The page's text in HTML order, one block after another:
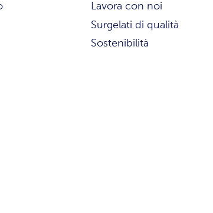
Lavora con noi
Surgelati di qualità
Sostenibilità